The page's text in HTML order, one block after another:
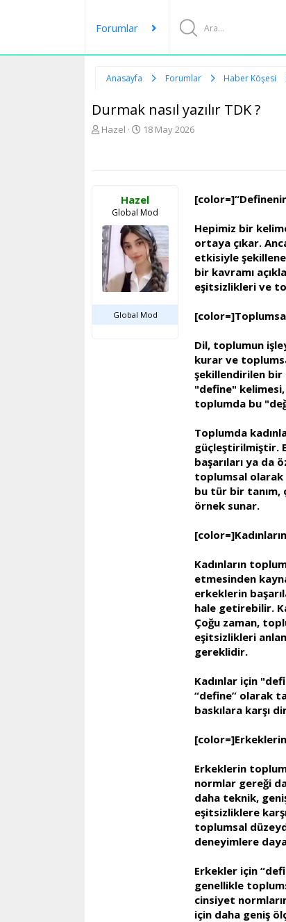
Forumlar
Anasayfa Forumlar Haber Köşesi
Durmak nasıl yazılır TDK ?
K
ş
l
a
t
a
n
Hazel
B
g
ı
ç
t
a
i
h
i
18 May 2026
Hazel
Global Mod
Global Mod
Hepimiz bir
ortaya çıkar.
etkisiyle
bir kavramı
eşitsizlikleri ve
Dil, toplumun
kurar ve
şekillendirilen bir
"define"
toplumda bu
Toplumda
güçleştirilmiştir.
başarıları ya da
toplumsal olarak
bu tür bir tanım,
örnek sunar.
Kadınların
etmesinden
erkeklerin
hale getirebilir.
Çoğu zaman,
eşitsizlikleri
gereklidir.
Kadınlar için
“define” olarak
baskılara karşı
[color=]Erkeklerin
Erkeklerin
normlar gereği
daha teknik,
eşitsizliklere
toplumsal
deneyimlere
Erkekler için
genellikle
cinsiyet
için daha geniş